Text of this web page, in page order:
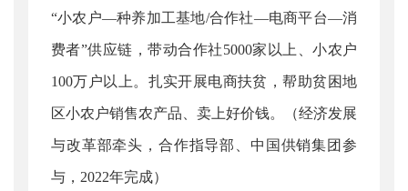
“小农户—种养加工基地/合作社—电商平台—消
费者”供应链，带动合作社5000家以上、小农户
100万户以上。扎实开展电商扶贫，帮助贫困地
区小农户销售农产品、卖上好价钱。（经济发展
与改革部牵头，合作指导部、中国供销集团参
与，2022年完成）